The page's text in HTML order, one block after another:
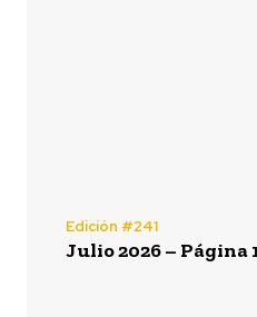
Edición #241
Julio 2026 – Página